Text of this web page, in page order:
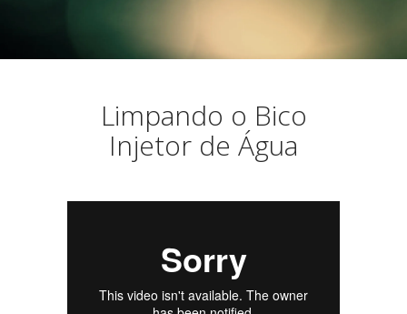
Limpando o Bico
Injetor de Água